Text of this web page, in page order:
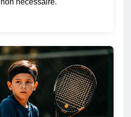
non nécessaire.